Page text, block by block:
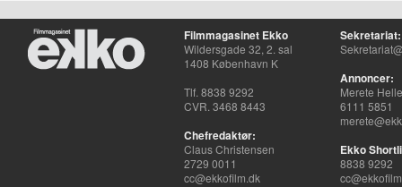
Filmmagasinet Ekko
Wildersgade 32, 2. sal
1408 København K
Tlf. 8838 9292
CVR. 3468 8443
Chefredaktør:
Claus Christensen
2729 0011
cc@ekkofilm.dk
Sekretariat:
Annoncer:
Merete
6111 5851
Ekko
8838 9292